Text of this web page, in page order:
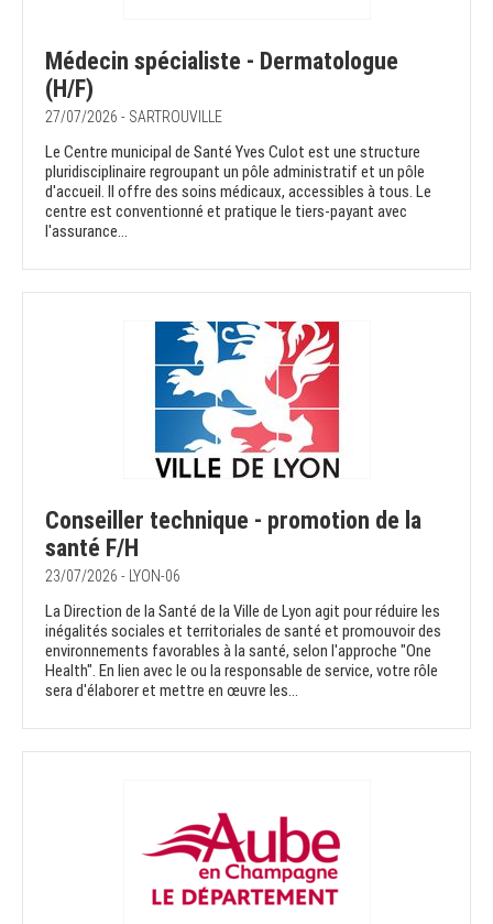
Médecin spécialiste - Dermatologue
(H/F)
27/07/2026 - SARTROUVILLE
Le Centre municipal de Santé Yves Culot est une structure
pluridisciplinaire regroupant un pôle administratif et un pôle
d'accueil. Il offre des soins médicaux, accessibles à tous. Le
centre est conventionné et pratique le tiers-payant avec
l'assurance...
Conseiller technique - promotion de la
santé F/H
23/07/2026 - LYON-06
La Direction de la Santé de la Ville de Lyon agit pour réduire les
inégalités sociales et territoriales de santé et promouvoir des
environnements favorables à la santé, selon l'approche "One
Health". En lien avec le ou la responsable de service, votre rôle
sera d'élaborer et mettre en œuvre les...